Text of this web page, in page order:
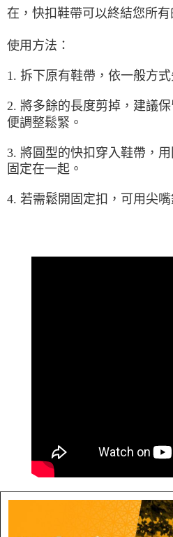
付款後7-11取貨
每筆NT$80，滿NT$490(含以上)免
離島宅配
每筆NT$80，滿NT$490(含以上)免運
付款後門市自取
免運費
在，快扣鞋帶可以終結您所有
使用方法：
1. 拆下原有鞋帶，依一般方式
2. 將多餘的長度剪掉，建議
便調整鬆緊。
3. 將圓型的快扣穿入鞋帶，
固定在一起。
4. 若需鬆開固定扣，可用尖嘴